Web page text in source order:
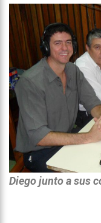
Diego junto a sus